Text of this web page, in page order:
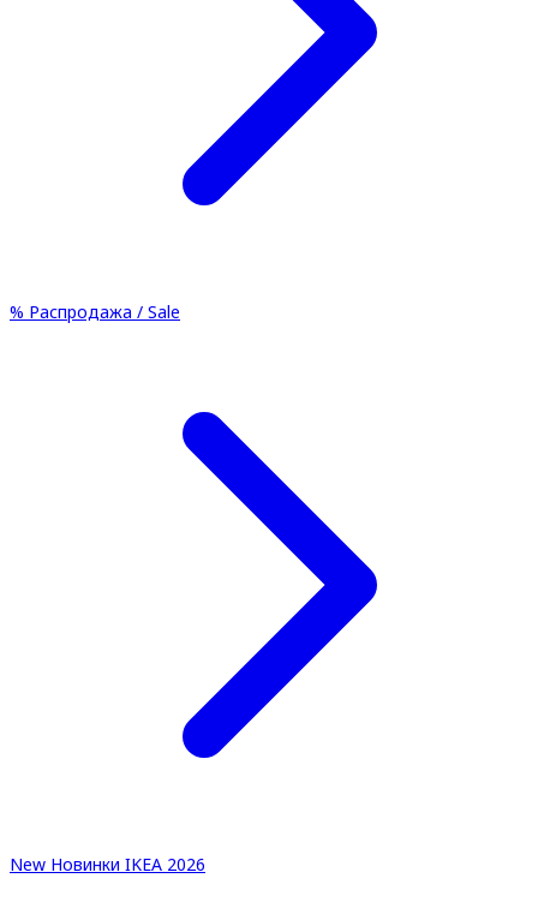
% Распродажа / Sale
New Новинки IKEA 2026